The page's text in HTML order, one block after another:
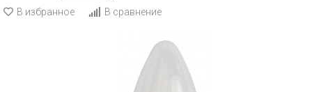
В избранное
В сравнение